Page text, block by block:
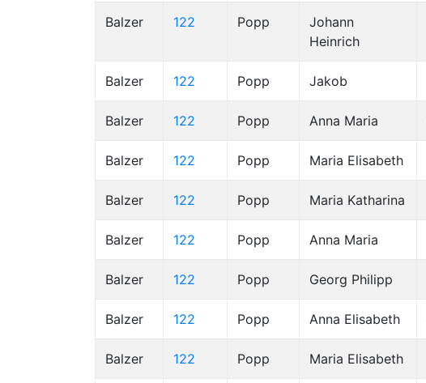
Balzer 122 Popp
Johann
Heinrich
Balzer 122 Popp Jakob
Balzer 122 Popp Anna Maria
Balzer 122 Popp Maria Elisabeth
Balzer 122 Popp Maria Katharina
Balzer 122 Popp Anna Maria
Balzer 122 Popp Georg Philipp
Balzer 122 Popp Anna Elisabeth
Balzer 122 Popp Maria Elisabeth